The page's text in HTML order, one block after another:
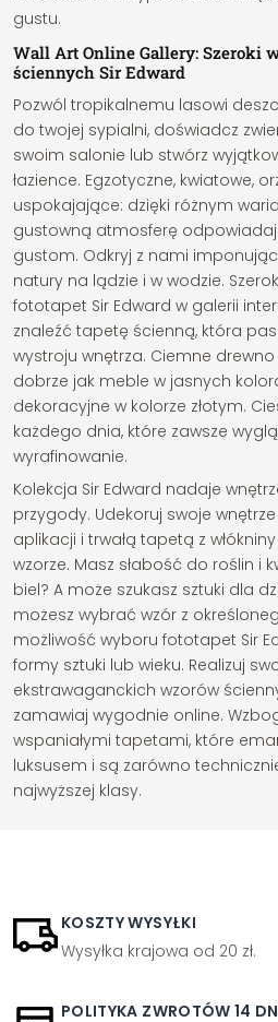
gustu.
Wall Art Online Gallery: Szeroki
ściennych Sir Edward
Pozwól tropikalnemu lasowi
do twojej sypialni, doświadcz
swoim salonie lub stwórz
łazience. Egzotyczne, kwiatowe,
uspokajające: dzięki różnym
gustowną atmosferę
gustom. Odkryj z nami
natury na lądzie i w wodzie.
fototapet Sir Edward w galerii
znaleźć tapetę ścienną, która
wystroju wnętrza. Ciemne
dobrze jak meble w jasnych
dekoracyjne w kolorze złotym.
każdego dnia, które zawsze
wyrafinowanie.
Kolekcja Sir Edward nadaje
przygody. Udekoruj swoje
aplikacji i trwałą tapetą z
wzorze. Masz słabość do roślin i
biel? A może szukasz sztuki dla
możesz wybrać wzór z
możliwość wyboru fototapet Sir
formy sztuki lub wieku. Realizuj
ekstrawaganckich wzorów
zamawiaj wygodnie online.
wspaniałymi tapetami, które
luksusem i są zarówno
najwyższej klasy.
KOSZTY WYSYŁKI
Wysyłka krajowa od 20 zł.
POLITYKA ZWROTÓW 14